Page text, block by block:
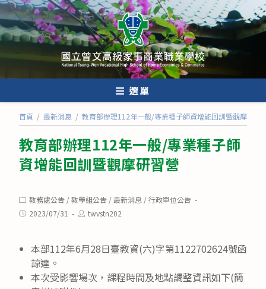
跳
轉
至
內
選單
首頁 / 最新消息 / 教育部辦理112年一般/專業種子師資增能回訓暨觀摩研習
教育部辦理112年一般/專業種子師
資增能回訓暨觀摩研習營
Post
category:
教務處公告 /教學組公告 /最新消息 /行政單位公告
Post2023/07/31
Posttwvstn202
本部112年6月28日臺教資(六)字第1122702624號函
諒達。
本次受影響場次，課程時間及地點調整資訊如下(簡